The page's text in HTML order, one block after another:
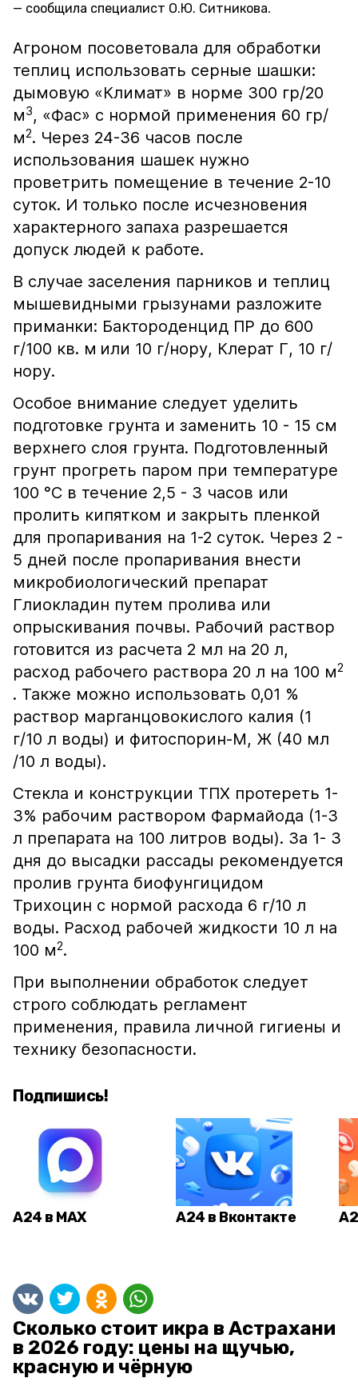
сообщила специалист О.Ю. Ситникова.
Агроном посоветовала для обработки
теплиц использовать серные шашки:
дымовую «Климат» в норме 300 гр/20
м3, «Фас» с нормой применения 60 гр/
м2. Через 24-36 часов после
использования шашек нужно
проветрить помещение в течение 2-10
суток. И только после исчезновения
характерного запаха разрешается
допуск людей к работе.
В случае заселения парников и теплиц
мышевидными грызунами разложите
приманки: Бактороденцид ПР до 600
г/100 кв. м или 10 г/нору, Клерат Г, 10 г/
нору.
Особое внимание следует уделить
подготовке грунта и заменить 10 - 15 см
верхнего слоя грунта. Подготовленный
грунт прогреть паром при температуре
100 °С в течение 2,5 - 3 часов или
пролить кипятком и закрыть пленкой
для пропаривания на 1-2 суток. Через 2 -
5 дней после пропаривания внести
микробиологический препарат
Глиокладин путем пролива или
опрыскивания почвы. Рабочий раствор
готовится из расчета 2 мл на 20 л,
расход рабочего раствора 20 л на 100 м2
. Также можно использовать 0,01 %
раствор марганцовокислого калия (1
г/10 л воды) и фитоспорин-М, Ж (40 мл
/10 л воды).
Стекла и конструкции ТПХ протереть 1-
3% рабочим раствором Фармайода (1-3
л препарата на 100 литров воды). За 1- 3
дня до высадки рассады рекомендуется
пролив грунта биофунгицидом
Трихоцин с нормой расхода 6 г/10 л
воды. Расход рабочей жидкости 10 л на
100 м2.
При выполнении обработок следует
строго соблюдать регламент
применения, правила личной гигиены и
технику безопасности.
Подпишись!
А24 в MAX А24 в Вконтакте
Сколько стоит икра в Астрахани
в 2026 году: цены на щучью,
красную и чёрную